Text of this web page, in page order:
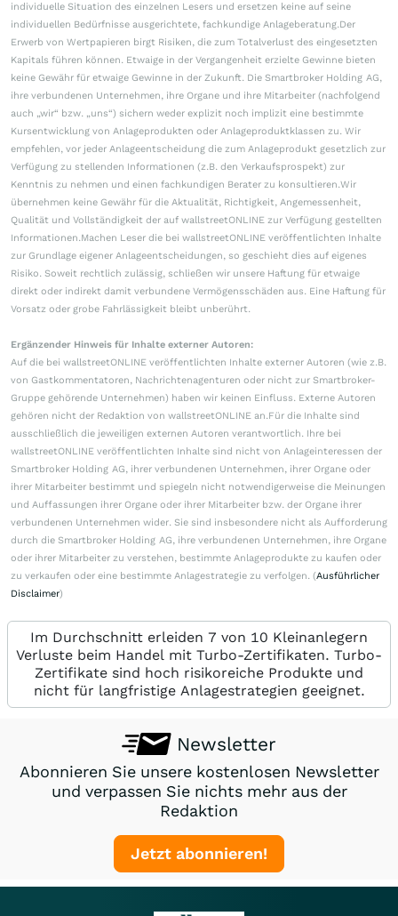
individuelle Situation des einzelnen Lesers und ersetzen keine auf seine
individuellen Bedürfnisse ausgerichtete, fachkundige Anlageberatung.Der
Erwerb von Wertpapieren birgt Risiken, die zum Totalverlust des eingesetzten
Kapitals führen können. Etwaige in der Vergangenheit erzielte Gewinne bieten
keine Gewähr für etwaige Gewinne in der Zukunft. Die Smartbroker Holding AG,
ihre verbundenen Unternehmen, ihre Organe und ihre Mitarbeiter (nachfolgend
auch „wir“ bzw. „uns“) sichern weder explizit noch implizit eine bestimmte
Kursentwicklung von Anlageprodukten oder Anlageproduktklassen zu. Wir
empfehlen, vor jeder Anlageentscheidung die zum Anlageprodukt gesetzlich zur
Verfügung zu stellenden Informationen (z.B. den Verkaufsprospekt) zur
Kenntnis zu nehmen und einen fachkundigen Berater zu konsultieren.Wir
übernehmen keine Gewähr für die Aktualität, Richtigkeit, Angemessenheit,
Qualität und Vollständigkeit der auf wallstreetONLINE zur Verfügung gestellten
Informationen.Machen Leser die bei wallstreetONLINE veröffentlichten Inhalte
zur Grundlage eigener Anlageentscheidungen, so geschieht dies auf eigenes
Risiko. Soweit rechtlich zulässig, schließen wir unsere Haftung für etwaige
direkt oder indirekt damit verbundene Vermögensschäden aus. Eine Haftung für
Vorsatz oder grobe Fahrlässigkeit bleibt unberührt.
Ergänzender Hinweis für Inhalte externer Autoren:
Auf die bei wallstreetONLINE veröffentlichten Inhalte externer Autoren (wie z.B.
von Gastkommentatoren, Nachrichtenagenturen oder nicht zur Smartbroker-
Gruppe gehörende Unternehmen) haben wir keinen Einfluss. Externe Autoren
gehören nicht der Redaktion von wallstreetONLINE an.Für die Inhalte sind
ausschließlich die jeweiligen externen Autoren verantwortlich. Ihre bei
wallstreetONLINE veröffentlichten Inhalte sind nicht von Anlageinteressen der
Smartbroker Holding AG, ihrer verbundenen Unternehmen, ihrer Organe oder
ihrer Mitarbeiter bestimmt und spiegeln nicht notwendigerweise die Meinungen
und Auffassungen ihrer Organe oder ihrer Mitarbeiter bzw. der Organe ihrer
verbundenen Unternehmen wider. Sie sind insbesondere nicht als Aufforderung
durch die Smartbroker Holding AG, ihre verbundenen Unternehmen, ihre Organe
oder ihrer Mitarbeiter zu verstehen, bestimmte Anlageprodukte zu kaufen oder
zu verkaufen oder eine bestimmte Anlagestrategie zu verfolgen. (Ausführlicher
Disclaimer)
Im Durchschnitt erleiden 7 von 10 Kleinanlegern
Verluste beim Handel mit Turbo-Zertifikaten. Turbo-
Zertifikate sind hoch risikoreiche Produkte und
nicht für langfristige Anlagestrategien geeignet.
Newsletter
Abonnieren Sie unsere kostenlosen Newsletter
und verpassen Sie nichts mehr aus der
Redaktion
Jetzt abonnieren!